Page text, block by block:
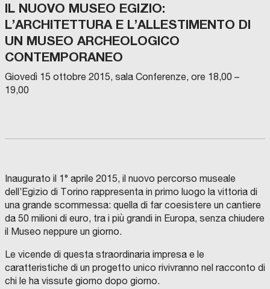
IL NUOVO MUSEO EGIZIO:
L’ARCHITETTURA E L’ALLESTIMENTO DI
UN MUSEO ARCHEOLOGICO
CONTEMPORANEO
Giovedì 15 ottobre 2015, sala Conferenze, ore 18,00 –
19,00
Inaugurato il 1° aprile 2015, il nuovo percorso museale
dell’Egizio di Torino rappresenta in primo luogo la vittoria di
una grande scommessa: quella di far coesistere un cantiere
da 50 milioni di euro, tra i più grandi in Europa, senza chiudere
il Museo neppure un giorno.
Le vicende di questa straordinaria impresa e le
caratteristiche di un progetto unico rivivranno nel racconto di
chi le ha vissute giorno dopo giorno.